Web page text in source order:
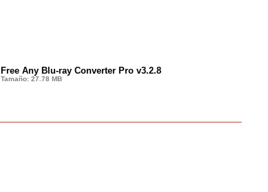
Free Any Blu-ray Converter Pro v3.2.8
Tamaño: 27.78 MB